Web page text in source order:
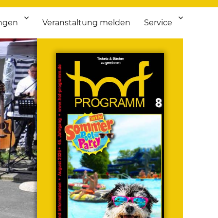
Veranstaltung melden Service